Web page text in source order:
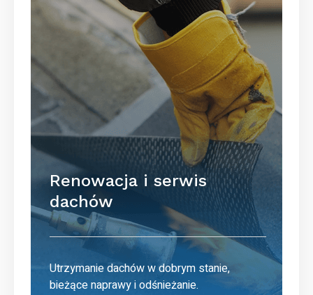
Renowacja i serwis
dachów
Utrzymanie dachów w dobrym stanie,
bieżące naprawy i odśnieżanie.